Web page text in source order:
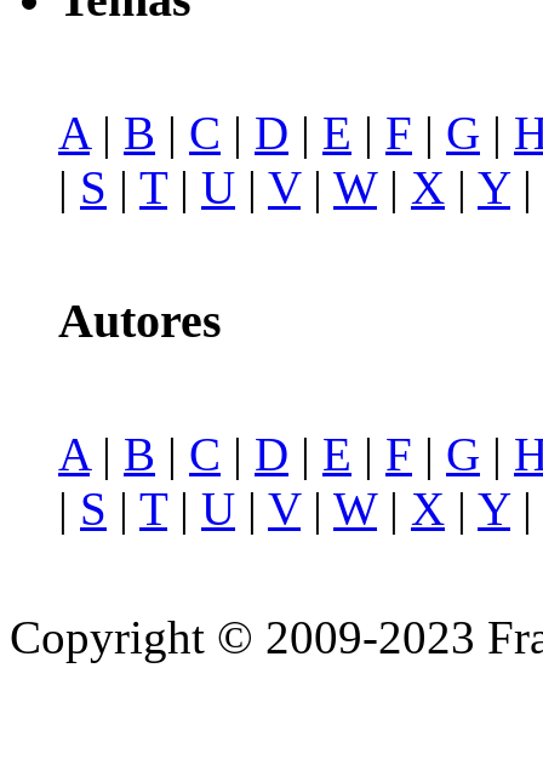
A| B | C | D | E | F | G |
| S | T| U | V| W| X | Y|
Autores
A | B | C | D | E | F | G |
| S | T| U | V| W| X | Y|
Copyright © 2009-2023